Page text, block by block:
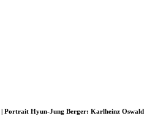
| Portrait Hyun-Jung Berger: Karlheinz Oswald